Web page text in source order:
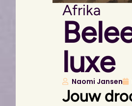
Afrika
luxe
Naomi Jansen
Jouw